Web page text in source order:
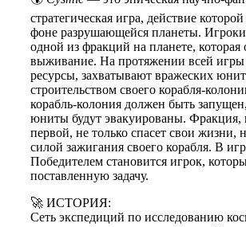
стратегическая игра, действие
фоне разрушающейся планеты. Игроки
одной из фракций на планете, которая
выживание. На протяжении всей
ресурсы, захватывают вражеских
строительством своего корабля-
корабль-колония должен быть
юниты будут эвакуированы. Фракция,
первой, не только спасет свои жизни,
силой зажигания своего корабля. В
Победителем становится игрок,
поставленную задачу.
🚀 ИСТОРИЯ:
Сеть экспедиций по исследованию